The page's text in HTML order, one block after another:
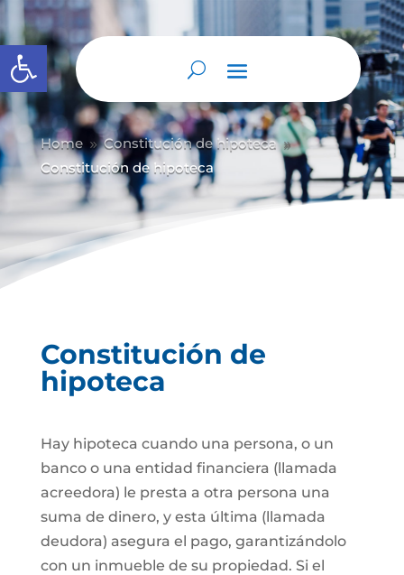
Abrir barra de herramientas
Home 9 Constitución de hipoteca 9
Constitución de hipoteca
Constitución de
hipoteca
Hay hipoteca cuando una persona, o un
banco o una entidad financiera (llamada
acreedora) le presta a otra persona una
suma de dinero, y esta última (llamada
deudora) asegura el pago, garantizándolo
con un inmueble de su propiedad. Si el